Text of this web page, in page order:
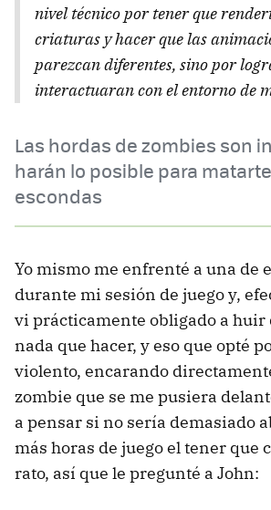
nivel técnico por tener que
criaturas y hacer que las
parezcan diferentes, sino por
interactuaran con el entorno de
Las hordas de zombies son
harán lo posible para
escondas
Yo mismo me enfrenté a una de
durante mi sesión de juego y,
vi prácticamente obligado a huir
nada que hacer, y eso que opté
violento, encarando
zombie que se me pusiera
a pensar si no sería demasiado
más horas de juego el tener que
rato, así que le pregunté a John: